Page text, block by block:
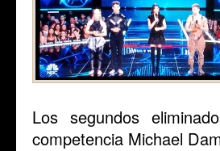
Los segundos
competencia Michael